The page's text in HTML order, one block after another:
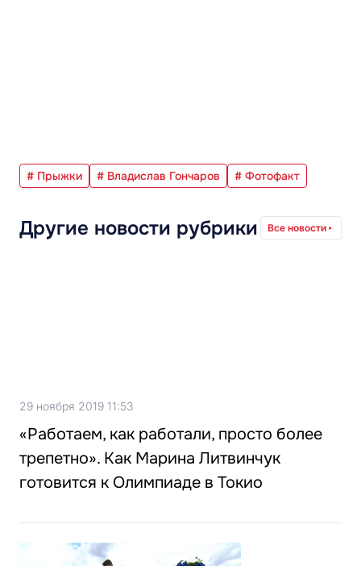
# Прыжки # Владислав Гончаров # Фотофакт
Другие новости рубрики Все новости
29 ноября 2019 11:53
«Работаем, как работали, просто более
трепетно». Как Марина Литвинчук
готовится к Олимпиаде в Токио